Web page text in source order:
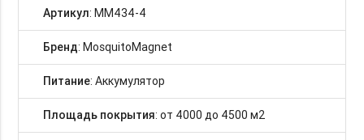
Артикул: MM434-4
Бренд: MosquitoMagnet
Питание: Аккумулятор
Площадь покрытия: от 4000 до 4500 м2